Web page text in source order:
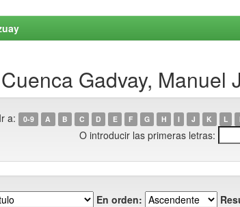
Gadvay, Manuel
Ir a: 0-9 A B C D E F G H I J K L
O introducir las primeras letras:
En orden: